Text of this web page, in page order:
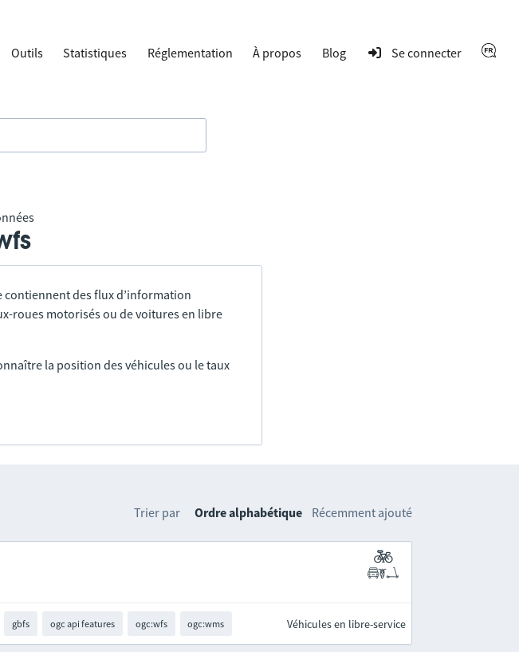
Outils Statistiques Réglementation À propos Blog Se connecter
contiennent des flux d’information
roues motorisés ou de voitures en libre
la position des véhicules ou le taux
Trier par Ordre alphabétique Récemment ajouté
gbfs ogc api features ogc:wfs ogc:wms Véhicules en libre-service